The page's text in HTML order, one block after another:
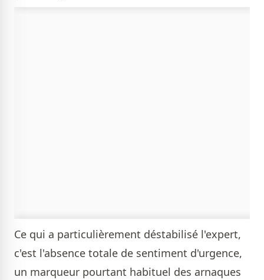
Ce qui a particulièrement déstabilisé l'expert,
c'est l'absence totale de sentiment d'urgence,
un marqueur pourtant habituel des arnaques